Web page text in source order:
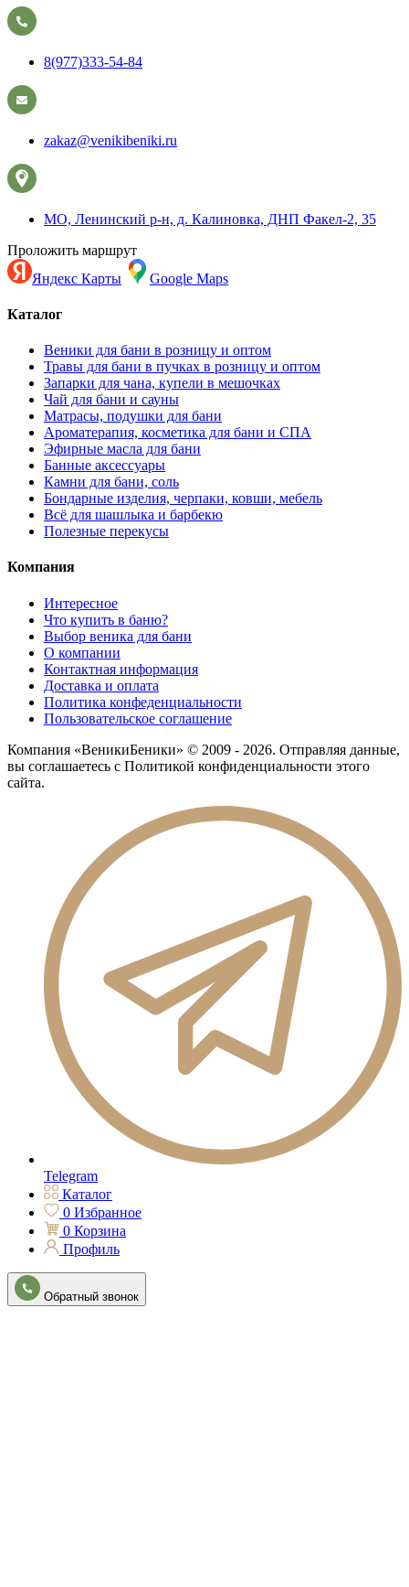
8(977)333-54-84
zakaz@venikibeniki.ru
МО, Ленинский р-н, д. Калиновка, ДНП Факел-2, 35
Проложить маршрут
Яндекс Карты
Google Maps
Каталог
Веники для бани в розницу и оптом
Травы для бани в пучках в розницу и оптом
Запарки для чана, купели в мешочках
Чай для бани и сауны
Матрасы, подушки для бани
Ароматерапия, косметика для бани и СПА
Эфирные масла для бани
Банные аксессуары
Камни для бани, соль
Бондарные изделия, черпаки, ковши, мебель
Всё для шашлыка и барбекю
Полезные перекусы
Компания
Интересное
Что купить в баню?
Выбор веника для бани
О компании
Контактная информация
Доставка и оплата
Политика конфеденциальности
Пользовательское соглашение
Компания «ВеникиБеники» © 2009 - 2026. Отправляя данные,
вы соглашаетесь с Политикой конфиденциальности этого
сайта.
Telegram
Каталог
0 Избранное
0 Корзина
Профиль
Обратный звонок